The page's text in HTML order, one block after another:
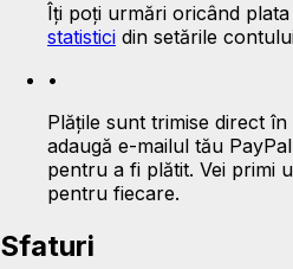
Îți poți urmări oricând
statistici din setările
•
Plățile sunt trimise direct
adaugă e-mailul tău
pentru a fi plătit. Vei primi
pentru fiecare.
Sfaturi